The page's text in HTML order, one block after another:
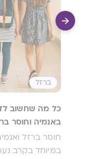
ברזל
כל מה שחשוב
באנמיה וחוסר
חוסר ברזל
במיוחד בקרב